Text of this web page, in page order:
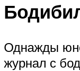
Однажды
журнал с